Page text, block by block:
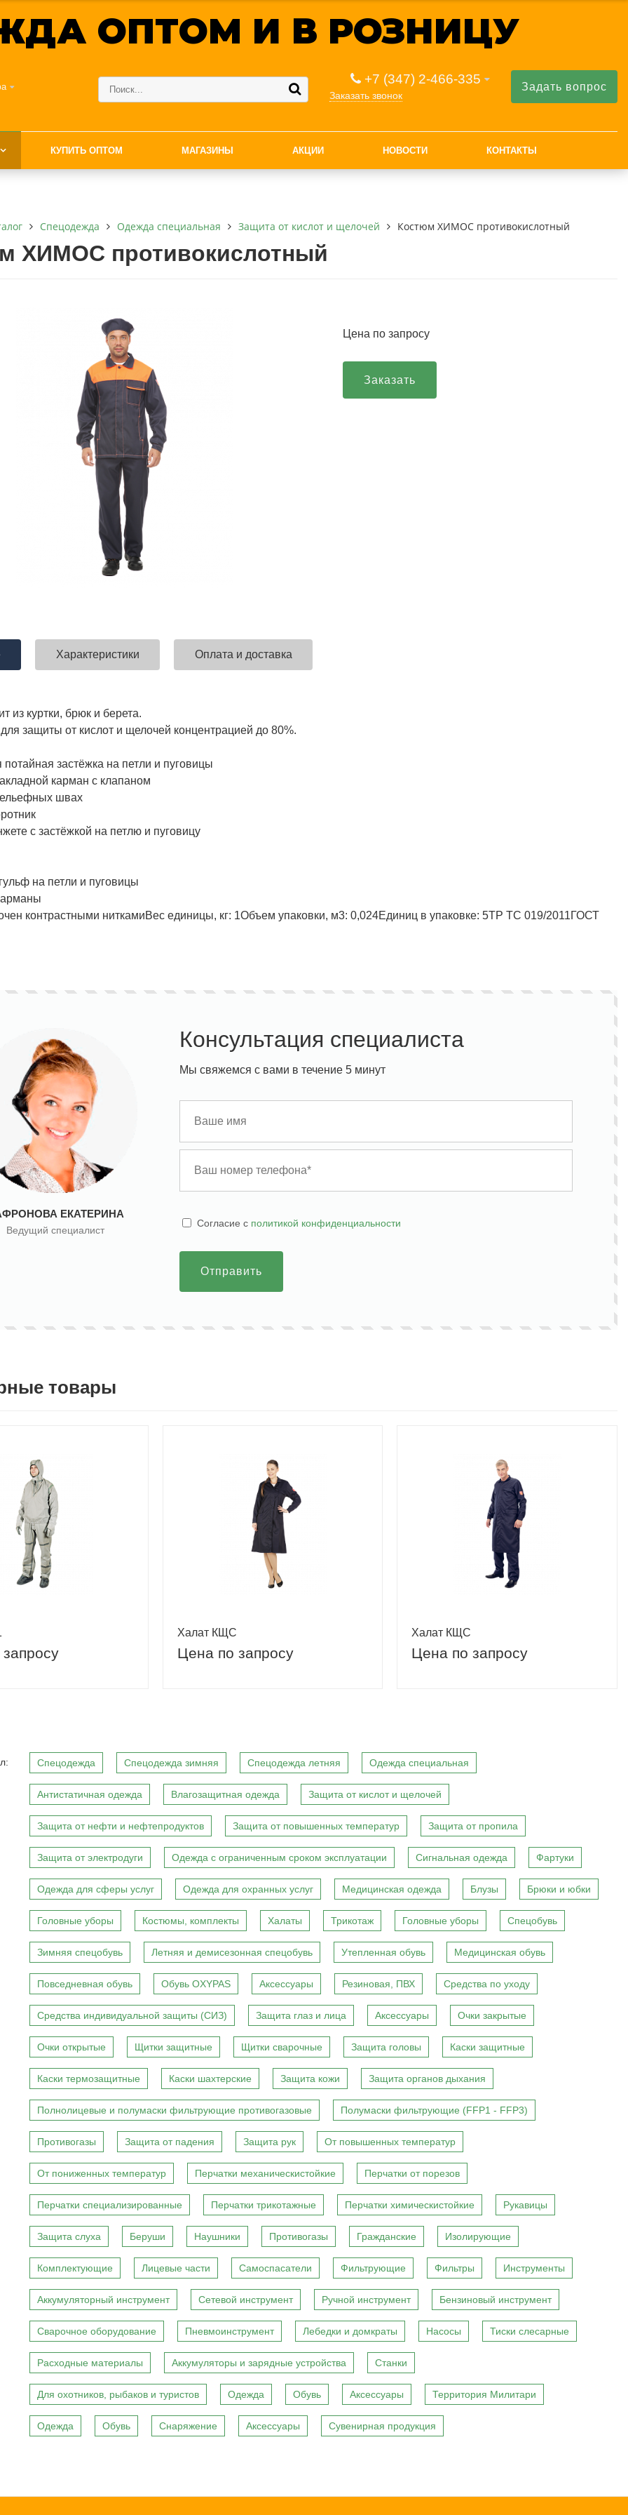
ОПТОМ И В РОЗНИЦУ
+7 (347) 2-466-335
Заказать звонок
Задать вопрос
КУПИТЬ ОПТОМ МАГАЗИНЫ АКЦИИ НОВОСТИ КОНТАКТЫ
Униформа медработников
Спецодежда Одежда специальная Защита от кислот и щелочей Костюм ХИМОС противокислотный
ХИМОС противокислотный
Цена по запросу
Заказать
Характеристики Оплата и доставка
из куртки, брюк и берета.
защиты от кислот и щелочей концентрацией до 80%.
потайная застёжка на петли и пуговицы
карман с клапаном
швах
воротник
с застёжкой на петлю и пуговицу
на петли и пуговицы
контрастными ниткамиВес единицы, кг: 1Объем упаковки, м3: 0,024Единиц в упаковке: 5ТР ТС 019/2011ГОСТ
ЕКАТЕРИНА
Ведущий специалист
Консультация специалиста
Мы свяжемся с вами в течение 5 минут
Cогласие с политикой конфиденциальности
Отправить
товары
Халат КЩС
Цена по запросу
Халат КЩС
Цена по запросу
Спецодежда Спецодежда зимняя Спецодежда летняя Одежда специальная
Антистатичная одежда Влагозащитная одежда Защита от кислот и щелочей
Защита от нефти и нефтепродуктов Защита от повышенных температур Защита от пропила
Защита от электродуги Одежда с ограниченным сроком эксплуатации Сигнальная одежда Фартуки
Одежда для сферы услуг Одежда для охранных услуг Медицинская одежда Блузы Брюки и юбки
Головные уборы Костюмы, комплекты Халаты Трикотаж Головные уборы Спецобувь
Зимняя спецобувь Летняя и демисезонная спецобувь Утепленная обувь Медицинская обувь
Повседневная обувь Обувь OXYPAS Аксессуары Резиновая, ПВХ Средства по уходу
Средства индивидуальной защиты (СИЗ) Защита глаз и лица Аксессуары Очки закрытые
Очки открытые Щитки защитные Щитки сварочные Защита головы Каски защитные
Каски термозащитные Каски шахтерские Защита кожи Защита органов дыхания
Полнолицевые и полумаски фильтрующие противогазовые Полумаски фильтрующие (FFP1 - FFP3)
Противогазы Защита от падения Защита рук От повышенных температур
От пониженных температур Перчатки механическистойкие Перчатки от порезов
Перчатки специализированные Перчатки трикотажные Перчатки химическистойкие Рукавицы
Защита слуха Беруши Наушники Противогазы Гражданские Изолирующие
Комплектующие Лицевые части Самоспасатели Фильтрующие Фильтры Инструменты
Аккумуляторный инструмент Сетевой инструмент Ручной инструмент Бензиновый инструмент
Сварочное оборудование Пневмоинструмент Лебедки и домкраты Насосы Тиски слесарные
Расходные материалы Аккумуляторы и зарядные устройства Станки
Для охотников, рыбаков и туристов Одежда Обувь Аксессуары Территория Милитари
Одежда Обувь Снаряжение Аксессуары Сувенирная продукция